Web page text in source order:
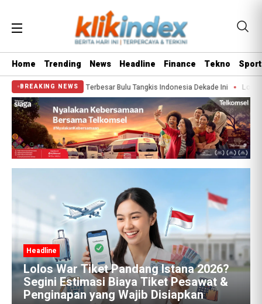
Home Trending News Headline Finance Tekno Sport
BREAKING NEWS
‘Blunder’ Terbesar Bulu Tangkis Indonesia Dekade Ini Lolos War Tiket
Headline
Lolos War Tiket Pandang Istana 2026?
Segini Estimasi Biaya Tiket Pesawat &
Penginapan yang Wajib Disiapkan